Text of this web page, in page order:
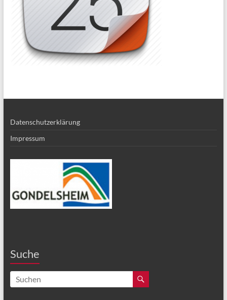
Datenschutzerklärung
Impressum
Suche